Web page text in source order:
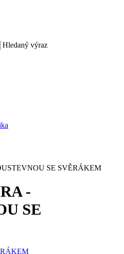
Hledaný výraz
SE SVĚRÁKEM
-
SE